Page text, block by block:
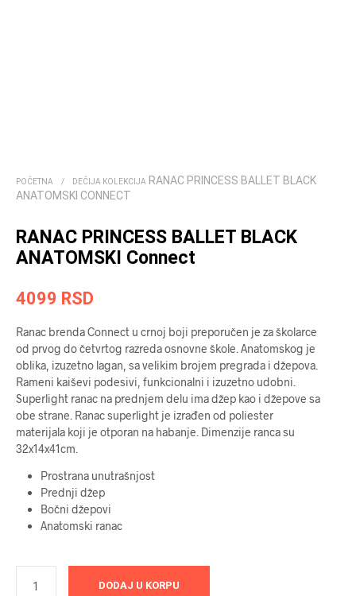
POČETNA / DEČIJA KOLEKCIJA RANAC PRINCESS BALLET BLACK
ANATOMSKI CONNECT
RANAC PRINCESS BALLET BLACK
ANATOMSKI Connect
4099 RSD
Ranac brenda Connect u crnoj boji preporučen je za školarce
od prvog do četvrtog razreda osnovne škole. Anatomskog je
oblika, izuzetno lagan, sa velikim brojem pregrada i džepova.
Rameni kaiševi podesivi, funkcionalni i izuzetno udobni.
Superlight ranac na prednjem delu ima džep kao i džepove sa
obe strane. Ranac superlight je izrađen od poliester
materijala koji je otporan na habanje. Dimenzije ranca su
32x14x41cm.
Prostrana unutrašnjost
Prednji džep
Bočni džepovi
Anatomski ranac
DODAJ U KORPU